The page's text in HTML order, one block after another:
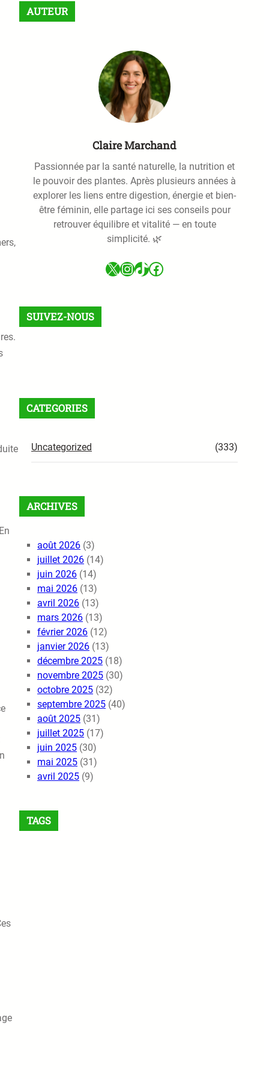
r
c
AUTEUR
Claire Marchand
Passionnée par la santé naturelle, la nutrition et
le pouvoir des plantes. Après plusieurs années à
explorer les liens entre digestion, énergie et bien-
être féminin, elle partage ici ses conseils pour
retrouver équilibre et vitalité — en toute
simplicité. 🌿
X InstagramTikTok Facebook
SUIVEZ-NOUS
CATEGORIES
Uncategorized (333)
ARCHIVES
août 2026 (3)
juillet 2026 (14)
juin 2026 (14)
mai 2026 (13)
avril 2026 (13)
mars 2026 (13)
février 2026 (12)
janvier 2026 (13)
décembre 2025 (18)
novembre 2025 (30)
octobre 2025 (32)
septembre 2025 (40)
août 2025 (31)
juillet 2025 (17)
juin 2025 (30)
mai 2025 (31)
avril 2025 (9)
TAGS